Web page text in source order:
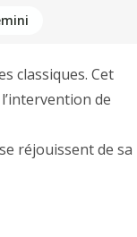
classiques. Cet
de
réjouissent de sa